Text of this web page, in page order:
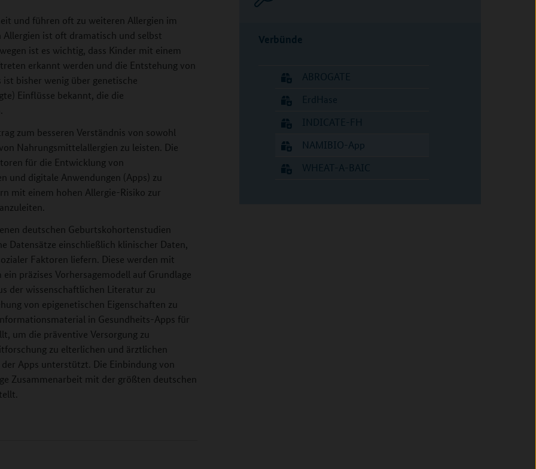
und führen oft zu weiteren Allergien im
Allergien ist oft dramatisch und selbst
ist es wichtig, dass Kinder mit einem
erkannt werden und die Entstehung von
bisher wenig über genetische
Einflüsse bekannt, die die
zum besseren Verständnis von sowohl
Nahrungsmittelallergien zu leisten. Die
für die Entwicklung von
und digitale Anwendungen (Apps) zu
mit einem hohen Allergie-Risiko zur
deutschen Geburtskohortenstudien
Datensätze einschließlich klinischer Daten,
Faktoren liefern. Diese werden mit
präzises Vorhersagemodell auf Grundlage
der wissenschaftlichen Literatur zu
von epigenetischen Eigenschaften zu
in Gesundheits-Apps für
um die präventive Versorgung zu
zu elterlichen und ärztlichen
Apps unterstützt. Die Einbindung von
Zusammenarbeit mit der größten deutschen
Verbünde
ABROGATE
ErdHase
INDICATE-FH
NAMIBIO-App
WHEAT-A-BAIC